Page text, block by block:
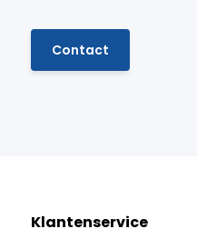
Contact
Klantenservice